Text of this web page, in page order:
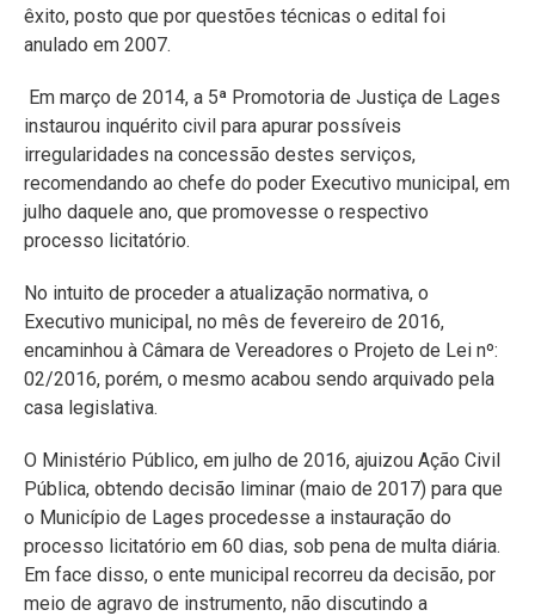
êxito, posto que por questões técnicas o edital foi
anulado em 2007.
Em março de 2014, a 5ª Promotoria de Justiça de Lages
instaurou inquérito civil para apurar possíveis
irregularidades na concessão destes serviços,
recomendando ao chefe do poder Executivo municipal, em
julho daquele ano, que promovesse o respectivo
processo licitatório.
No intuito de proceder a atualização normativa, o
Executivo municipal, no mês de fevereiro de 2016,
encaminhou à Câmara de Vereadores o Projeto de Lei nº:
02/2016, porém, o mesmo acabou sendo arquivado pela
casa legislativa.
O Ministério Público, em julho de 2016, ajuizou Ação Civil
Pública, obtendo decisão liminar (maio de 2017) para que
o Município de Lages procedesse a instauração do
processo licitatório em 60 dias, sob pena de multa diária.
Em face disso, o ente municipal recorreu da decisão, por
meio de agravo de instrumento, não discutindo a